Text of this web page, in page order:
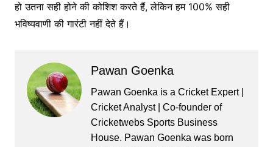
हो उतना सही होने की कोशिश करते हैं, लेकिन हम 100% सही
भविष्यवाणी की गारंटी नहीं देते हैं।
Pawan Goenka
Pawan Goenka is a Cricket Expert |
Cricket Analyst | Co-founder of
Cricketwebs Sports Business
House. Pawan Goenka was born